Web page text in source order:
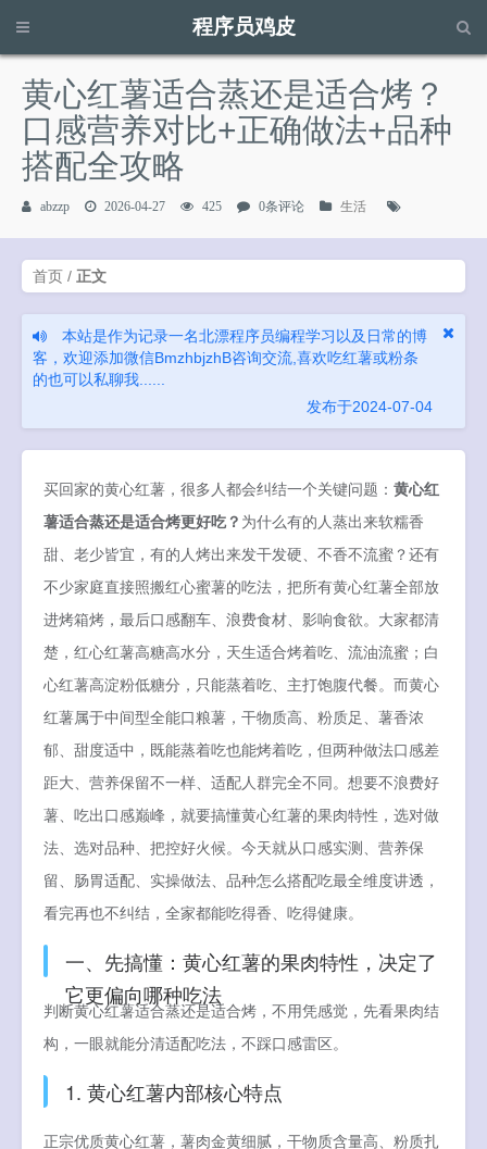
程序员鸡皮
请输入关键字进行搜索...
黄心红薯适合蒸还是适合烤？
口感营养对比+正确做法+品种
搭配全攻略
abzzp 2026-04-27 425 0条评论 生活
首页 / 正文
本站是作为记录一名北漂程序员编程学习以及日常的博
客，欢迎添加微信BmzhbjzhB咨询交流,喜欢吃红薯或粉条
的也可以私聊我......
发布于2024-07-04
买回家的黄心红薯，很多人都会纠结一个关键问题： 黄心红
薯适合蒸还是适合烤更好吃？ 为什么有的人蒸出来软糯香
甜、老少皆宜，有的人烤出来发干发硬、不香不流蜜？还有
不少家庭直接照搬红心蜜薯的吃法，把所有黄心红薯全部放
进烤箱烤，最后口感翻车、浪费食材、影响食欲。大家都清
楚，红心红薯高糖高水分，天生适合烤着吃、流油流蜜；白
心红薯高淀粉低糖分，只能蒸着吃、主打饱腹代餐。而黄心
红薯属于中间型全能口粮薯，干物质高、粉质足、薯香浓
郁、甜度适中，既能蒸着吃也能烤着吃，但两种做法口感差
距大、营养保留不一样、适配人群完全不同。想要不浪费好
薯、吃出口感巅峰，就要搞懂黄心红薯的果肉特性，选对做
法、选对品种、把控好火候。今天就从口感实测、营养保
留、肠胃适配、实操做法、品种怎么搭配吃最全维度讲透，
看完再也不纠结，全家都能吃得香、吃得健康。
一、先搞懂：黄心红薯的果肉特性，决定了
它更偏向哪种吃法
判断黄心红薯适合蒸还是适合烤，不用凭感觉，先看果肉结
构，一眼就能分清适配吃法，不踩口感雷区。
1. 黄心红薯内部核心特点
正宗优质黄心红薯，薯肉金黄细腻，干物质含量高、粉质扎